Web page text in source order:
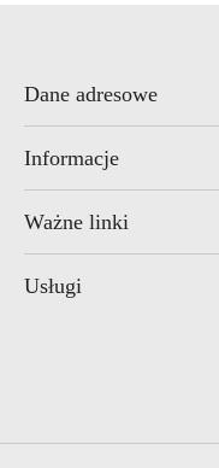
Dane adresowe
Informacje
Ważne linki
Usługi